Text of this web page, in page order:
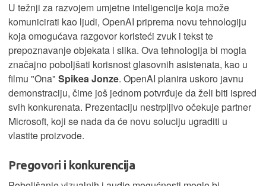
U težnji za razvojem umjetne inteligencije koja može
komunicirati kao ljudi, OpenAI priprema novu tehnologiju
koja omogućava razgovor koristeći zvuk i tekst te
prepoznavanje objekata i slika. Ova tehnologija bi mogla
značajno poboljšati korisnost glasovnih asistenata, kao u
filmu "Ona" Spikea Jonze. OpenAI planira uskoro javnu
demonstraciju, čime još jednom potvrđuje da želi biti ispred
svih konkurenata. Prezentaciju nestrpljivo očekuje partner
Microsoft, koji se nada da će novu soluciju ugraditi u
vlastite proizvode.
Pregovori i konkurencija